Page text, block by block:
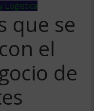
Logistica
que se
el
de